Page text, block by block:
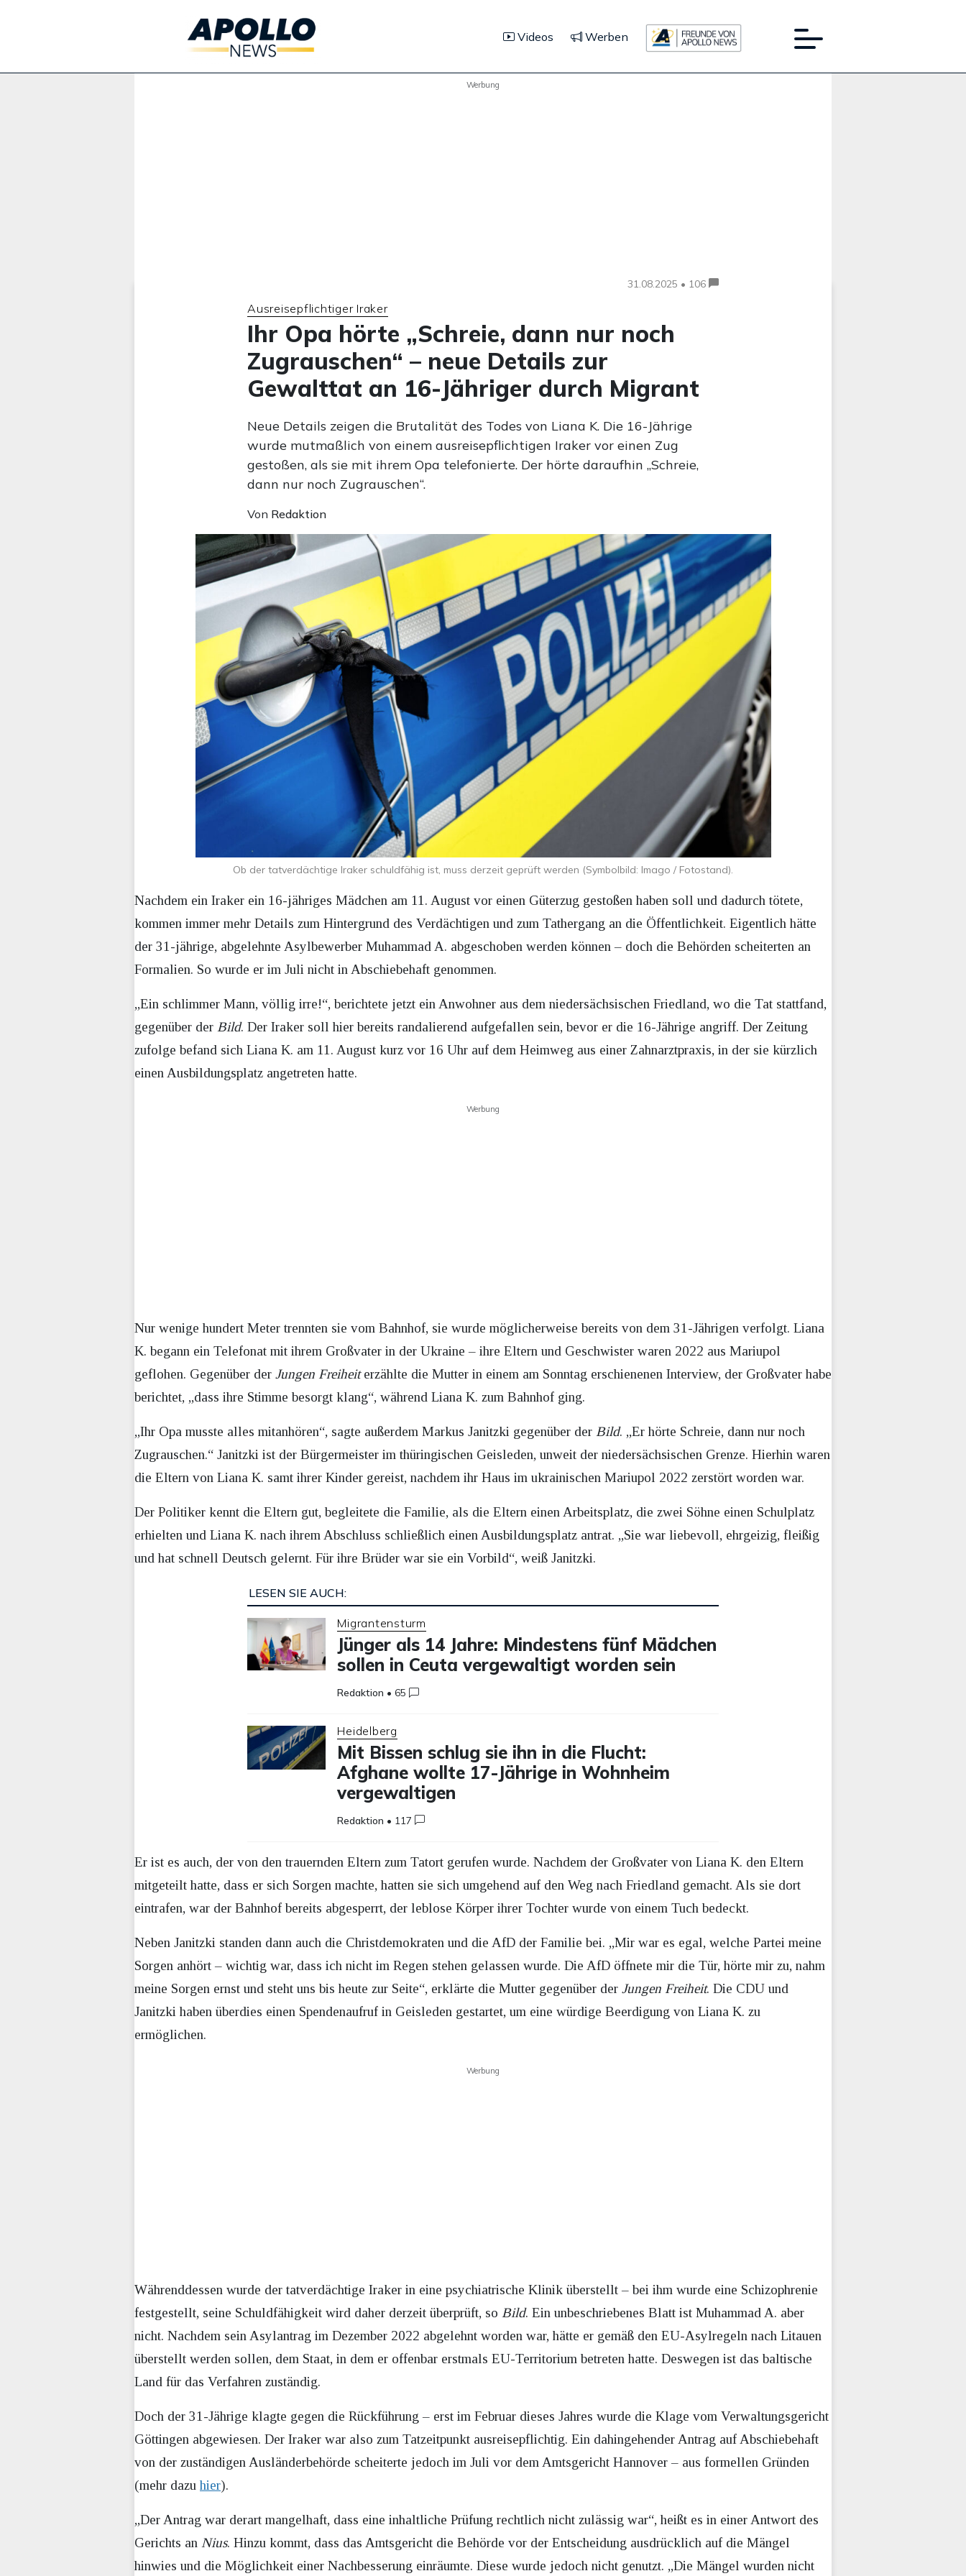
Videos Werben
Werbung
31.08.2025 • 106
Ausreisepflichtiger Iraker
Ihr Opa hörte „Schreie, dann nur noch
Zugrauschen“ – neue Details zur
Gewalttat an 16-Jähriger durch Migrant
Neue Details zeigen die Brutalität des Todes von Liana K. Die 16-Jährige
wurde mutmaßlich von einem ausreisepflichtigen Iraker vor einen Zug
gestoßen, als sie mit ihrem Opa telefonierte. Der hörte daraufhin „Schreie,
dann nur noch Zugrauschen“.
Von Redaktion
Ob der tatverdächtige Iraker schuldfähig ist, muss derzeit geprüft werden (Symbolbild: Imago / Fotostand).
Nachdem ein Iraker ein 16-jähriges Mädchen am 11. August vor einen Güterzug gestoßen haben soll und dadurch tötete,
kommen immer mehr Details zum Hintergrund des Verdächtigen und zum Tathergang an die Öffentlichkeit. Eigentlich hätte
der 31-jährige, abgelehnte Asylbewerber Muhammad A. abgeschoben werden können – doch die Behörden scheiterten an
Formalien. So wurde er im Juli nicht in Abschiebehaft genommen.
„Ein schlimmer Mann, völlig irre!“, berichtete jetzt ein Anwohner aus dem niedersächsischen Friedland, wo die Tat stattfand,
gegenüber der Bild. Der Iraker soll hier bereits randalierend aufgefallen sein, bevor er die 16-Jährige angriff. Der Zeitung
zufolge befand sich Liana K. am 11. August kurz vor 16 Uhr auf dem Heimweg aus einer Zahnarztpraxis, in der sie kürzlich
einen Ausbildungsplatz angetreten hatte.
Werbung
Nur wenige hundert Meter trennten sie vom Bahnhof, sie wurde möglicherweise bereits von dem 31-Jährigen verfolgt. Liana
K. begann ein Telefonat mit ihrem Großvater in der Ukraine – ihre Eltern und Geschwister waren 2022 aus Mariupol
geflohen. Gegenüber der Jungen Freiheiterzählte die Mutter in einem am Sonntag erschienenen Interview, der Großvater habe
berichtet, „dass ihre Stimme besorgt klang“, während Liana K. zum Bahnhof ging.
„Ihr Opa musste alles mitanhören“, sagte außerdem Markus Janitzki gegenüber der Bild. „Er hörte Schreie, dann nur noch
Zugrauschen.“ Janitzki ist der Bürgermeister im thüringischen Geisleden, unweit der niedersächsischen Grenze. Hierhin waren
die Eltern von Liana K. samt ihrer Kinder gereist, nachdem ihr Haus im ukrainischen Mariupol 2022 zerstört worden war.
Der Politiker kennt die Eltern gut, begleitete die Familie, als die Eltern einen Arbeitsplatz, die zwei Söhne einen Schulplatz
erhielten und Liana K. nach ihrem Abschluss schließlich einen Ausbildungsplatz antrat. „Sie war liebevoll, ehrgeizig, fleißig
und hat schnell Deutsch gelernt. Für ihre Brüder war sie ein Vorbild“, weiß Janitzki.
LESEN SIE AUCH:
Migrantensturm
Jünger als 14 Jahre: Mindestens fünf Mädchen
sollen in Ceuta vergewaltigt worden sein
Redaktion •65
Heidelberg
Mit Bissen schlug sie ihn in die Flucht:
Afghane wollte 17-Jährige in Wohnheim
vergewaltigen
Redaktion • 117
Er ist es auch, der von den trauernden Eltern zum Tatort gerufen wurde. Nachdem der Großvater von Liana K. den Eltern
mitgeteilt hatte, dass er sich Sorgen machte, hatten sie sich umgehend auf den Weg nach Friedland gemacht. Als sie dort
eintrafen, war der Bahnhof bereits abgesperrt, der leblose Körper ihrer Tochter wurde von einem Tuch bedeckt.
Neben Janitzki standen dann auch die Christdemokraten und die AfD der Familie bei. „Mir war es egal, welche Partei meine
Sorgen anhört – wichtig war, dass ich nicht im Regen stehen gelassen wurde. Die AfD öffnete mir die Tür, hörte mir zu, nahm
meine Sorgen ernst und steht uns bis heute zur Seite“, erklärte die Mutter gegenüber der Jungen Freiheit. Die CDU und
Janitzki haben überdies einen Spendenaufruf in Geisleden gestartet, um eine würdige Beerdigung von Liana K. zu
ermöglichen.
Werbung
Währenddessen wurde der tatverdächtige Iraker in eine psychiatrische Klinik überstellt – bei ihm wurde eine Schizophrenie
festgestellt, seine Schuldfähigkeit wird daher derzeit überprüft, so Bild. Ein unbeschriebenes Blatt ist Muhammad A. aber
nicht. Nachdem sein Asylantrag im Dezember 2022 abgelehnt worden war, hätte er gemäß den EU-Asylregeln nach Litauen
überstellt werden sollen, dem Staat, in dem er offenbar erstmals EU-Territorium betreten hatte. Deswegen ist das baltische
Land für das Verfahren zuständig.
Doch der 31-Jährige klagte gegen die Rückführung – erst im Februar dieses Jahres wurde die Klage vom Verwaltungsgericht
Göttingen abgewiesen. Der Iraker war also zum Tatzeitpunkt ausreisepflichtig. Ein dahingehender Antrag auf Abschiebehaft
von der zuständigen Ausländerbehörde scheiterte jedoch im Juli vor dem Amtsgericht Hannover – aus formellen Gründen
(mehr dazuhier).
„Der Antrag war derart mangelhaft, dass eine inhaltliche Prüfung rechtlich nicht zulässig war“, heißt es in einer Antwort des
Gerichts an Nius. Hinzu kommt, dass das Amtsgericht die Behörde vor der Entscheidung ausdrücklich auf die Mängel
hinwies und die Möglichkeit einer Nachbesserung einräumte. Diese wurde jedoch nicht genutzt. „Die Mängel wurden nicht